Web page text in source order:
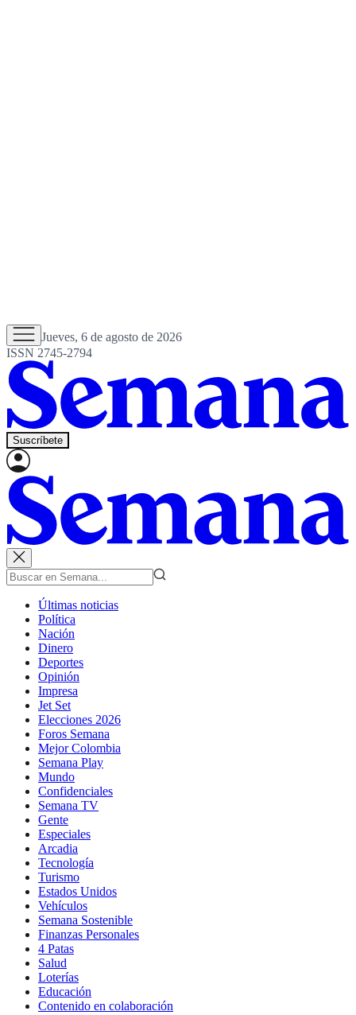
Jueves, 6 de agosto de 2026
ISSN 2745-2794
Suscríbete
Últimas noticias
Política
Nación
Dinero
Deportes
Opinión
Impresa
Jet Set
Elecciones 2026
Foros Semana
Mejor Colombia
Semana Play
Mundo
Confidenciales
Semana TV
Gente
Especiales
Arcadia
Tecnología
Turismo
Estados Unidos
Vehículos
Semana Sostenible
Finanzas Personales
4 Patas
Salud
Loterías
Educación
Contenido en colaboración